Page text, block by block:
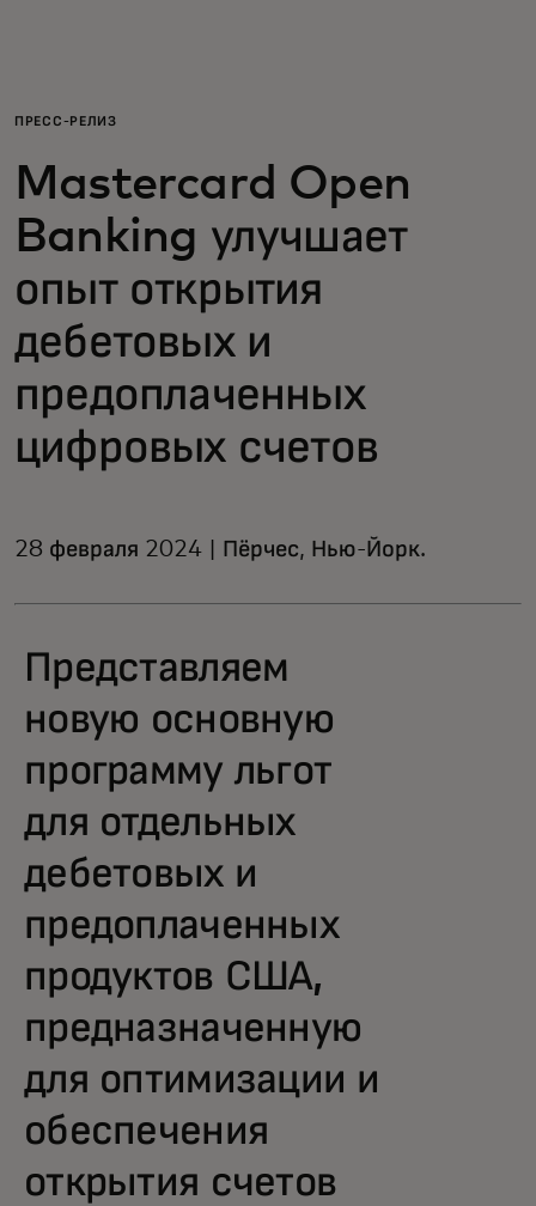
Для бизнеса
Для всего мира
Для новаторов
Новости и тренды
ПРЕСС-РЕЛИЗ
Mastercard Open
Banking улучшает
опыт открытия
дебетовых и
предоплаченных
цифровых счетов
28 февраля 2024 | Пёрчес, Нью-Йорк.
Представляем
новую основную
программу льгот
для отдельных
дебетовых и
предоплаченных
продуктов США,
предназначенную
для оптимизации и
обеспечения
открытия счетов